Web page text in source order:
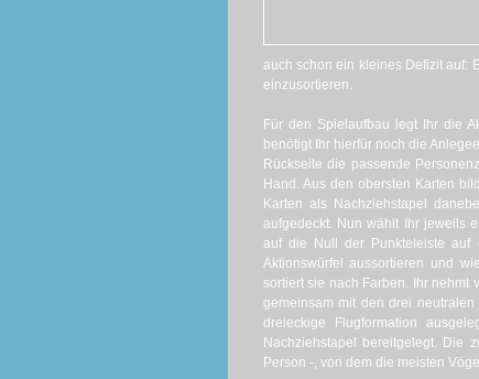
auch schon ein kleines Defizit auf:
einzusortieren.
Für den Spielaufbau legt Ihr die
benötigt Ihr hierfür noch die
Rückseite die passende
Hand. Aus den obersten Karten
Karten als Nachziehstapel
aufgedeckt. Nun wählt Ihr jeweils
auf die Null der Punkteleiste auf
Aktionswürfel aussortieren und
sortiert sie nach Farben. Ihr
gemeinsam mit den drei
dreieckige Flugformation
Nachziehstapel bereitgelegt. Die
Person -, von dem die meisten